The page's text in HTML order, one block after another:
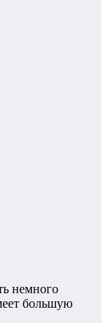
немного
большую